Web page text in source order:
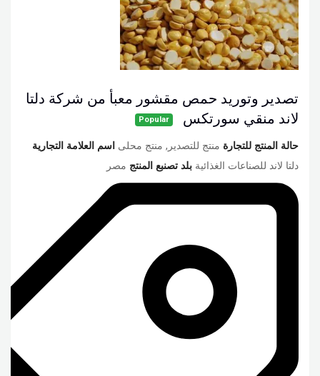
تصدير وتوريد حمص مقشور معبأ من شركة دلتا
لاند منقي سورتكس
Popular
حالة المنتج للتجارة منتج للتصدير, منتج محلى اسم العلامة التجارية
دلتا لاند للصناعات الغذائية بلد تصنبع المنتج مصر